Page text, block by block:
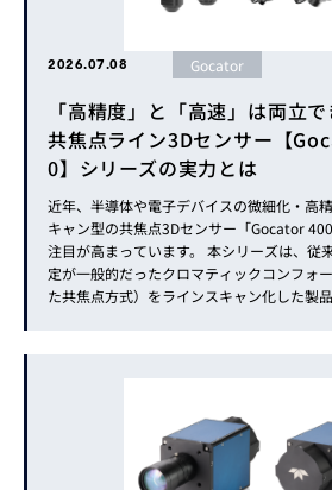
2026.07.08 Gocator
「高精度」と「高速」は両立で
共焦点ライン3Dセンサー【
0】シリーズの実力とは
近年、半導体や電子デバイスの微細化・高
キャン型の共焦点3Dセンサー「Gocator
注目が高まっています。 本シリーズは、従
定が一般的だったクロマティックコンフォ
た共焦点方式）をラインスキャン化した製